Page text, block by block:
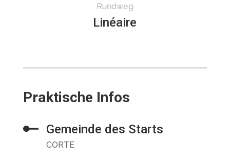
Rundweg
Linéaire
Praktische Infos
Gemeinde des Starts
CORTE